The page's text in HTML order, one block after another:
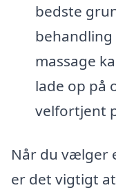
bedste
massage
lade op på
velfortjent
Når du vælger
er det vigtigt